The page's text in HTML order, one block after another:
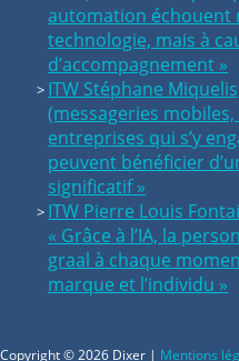
automation échouent
technologie, mais à
d’accompagnement »
ITW Stéphane
(messageries mobiles,
entreprises qui s’y
peuvent bénéficier
significatif »
ITW Pierre Louis
« Grâce à l’IA, la
graal à chaque
marque et l’individu »
Copyright © 2026 Dixer | Mentions